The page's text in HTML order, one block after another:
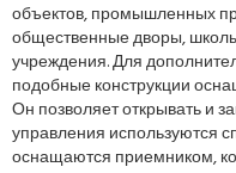
объектов, промышленных
общественные дворы,
учреждения. Для
подобные конструкции
Он позволяет открывать и
управления используются
оснащаются приемником,